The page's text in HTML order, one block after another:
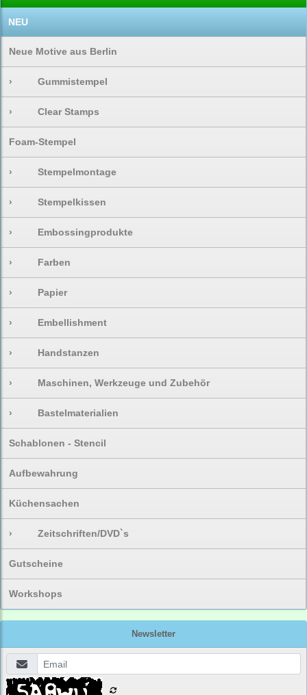
NEU
Neue Motive aus Berlin
› Gummistempel
› Clear Stamps
Foam-Stempel
› Stempelmontage
› Stempelkissen
› Embossingprodukte
› Farben
› Papier
› Embellishment
› Handstanzen
› Maschinen, Werkzeuge und Zubehör
› Bastelmaterialien
Schablonen - Stencil
Aufbewahrung
Küchensachen
› Zeitschriften/DVD`s
Gutscheine
Workshops
Newsletter